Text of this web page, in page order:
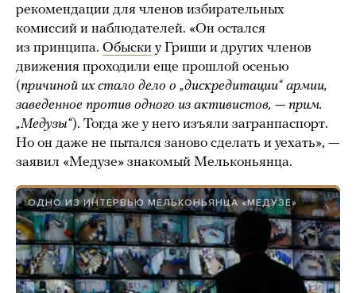
рекомендации для членов избирательных
комиссий и наблюдателей. «Он остался
из принципа. Обыски у Гриши и других членов
движения проходили еще прошлой осенью
(причиной их стало дело о „дискредитации“ армии,
заведенное против одного из активистов, — прим.
„Медузы“). Тогда же у него изъяли загранпаспорт.
Но он даже не пытался заново сделать и уехать», —
заявил «Медузе» знакомый Мельконьянца.
ОДНО ИЗ ИНТЕРВЬЮ МЕЛЬКОНЬЯНЦА «МЕДУЗЕ»